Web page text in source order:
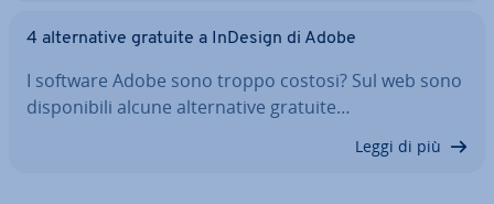
4 al­ter­na­ti­ve gratuite a InDesign di Adobe
I software Adobe sono troppo costosi? Sul web sono
di­spo­ni­bi­li alcune al­ter­na­ti­ve gratuite…
Leggi di più